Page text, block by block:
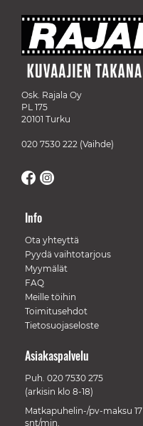
Osk. Rajala Oy
PL 175
20101 Turku
020 7530 222 (Vaihde)
Info
Ota yhteyttä
Pyydä vaihtotarjous
Myymälät
FAQ
Meille töihin
Toimitusehdot
Tietosuojaseloste
Asiakaspalvelu
Puh. 020 7530 275
(arkisin klo 8-18)
Matkapuhelin-/pv-maksu 17
snt/min.